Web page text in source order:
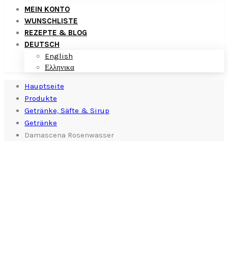
MEIN KONTO
WUNSCHLISTE
REZEPTE & BLOG
DEUTSCH
English
Ελληνικα
Hauptseite
Produkte
Getränke, Säfte & Sirup
Getränke
Damascena Rosenwasser